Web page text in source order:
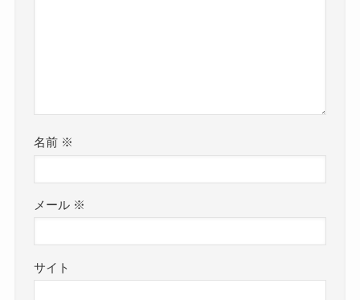
名前 ※
メール ※
サイト